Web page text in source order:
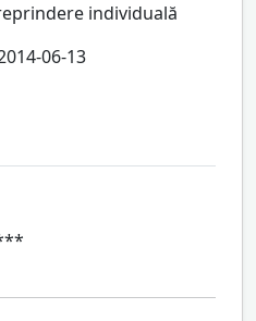
individuală
06-13